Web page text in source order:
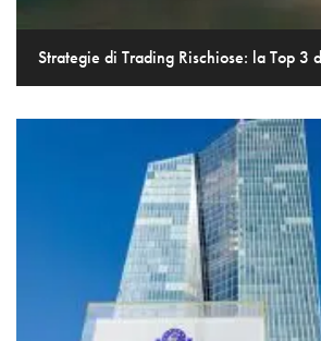
Strategie di Trading Rischiose: la Top 3